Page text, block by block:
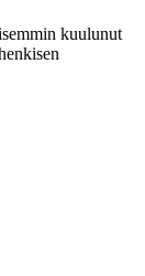
kuulunut